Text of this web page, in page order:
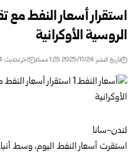
استقرار أسعار النفط
الروسية الأوكرانية
تاريخ النشر: 2025/11/24 1:25 مساءً اخر تحديث: 2025/11/24 1:25 مساءً
لندن-سانا
استقرت أسعار النفط اليوم، وسط